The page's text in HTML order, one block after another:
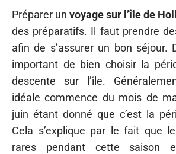
Préparer un voyage sur l’île de
des préparatifs. Il faut prendre
afin de s’assurer un bon séjour.
important de bien choisir la
descente sur l’île.
idéale commence du mois de
juin étant donné que c’est la
Cela s’explique par le fait que
rares pendant cette saison